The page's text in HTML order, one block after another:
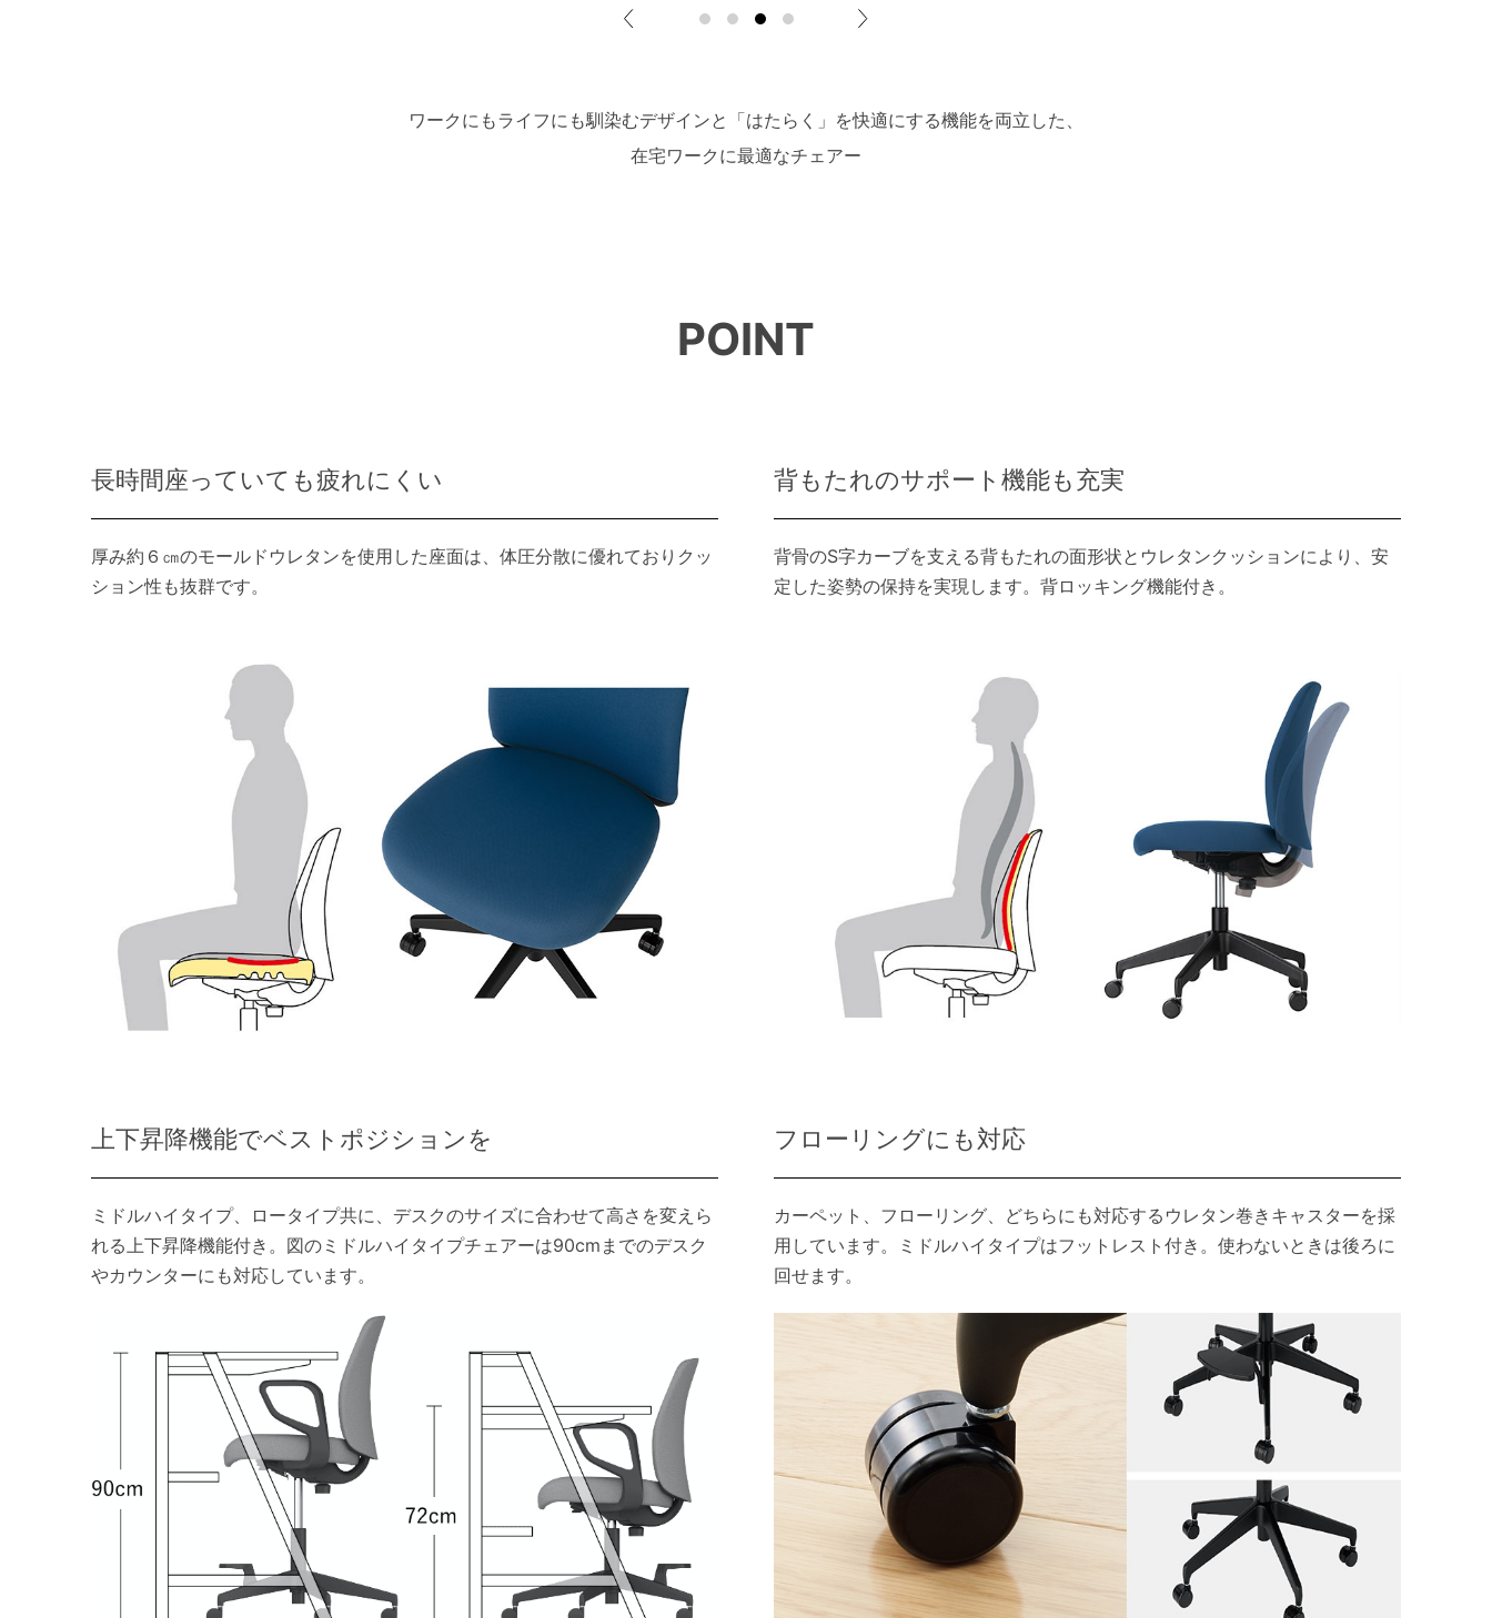
ワークにもライフにも馴染むデザインと「はたらく」を快適にする機能を両立した、
在宅ワークに最適なチェアー
POINT
長時間座っていても疲れにくい
厚み約６㎝のモールドウレタンを使用した座面は、体圧分散に優れておりクッ
ション性も抜群です。
背もたれのサポート機能も充実
背骨のS字カーブを支える背もたれの面形状とウレタンクッションにより、安
定した姿勢の保持を実現します。背ロッキング機能付き。
上下昇降機能でベストポジションを
ミドルハイタイプ、ロータイプ共に、デスクのサイズに合わせて高さを変えら
れる上下昇降機能付き。図のミドルハイタイプチェアーは90cmまでのデスク
やカウンターにも対応しています。
フローリングにも対応
カーペット、フローリング、どちらにも対応するウレタン巻きキャスターを採
用しています。ミドルハイタイプはフットレスト付き。使わないときは後ろに
回せます。